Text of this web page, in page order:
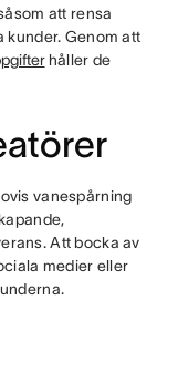
att rensa
kunder. Genom att
håller de
vanespårning
Att bocka av
medier eller